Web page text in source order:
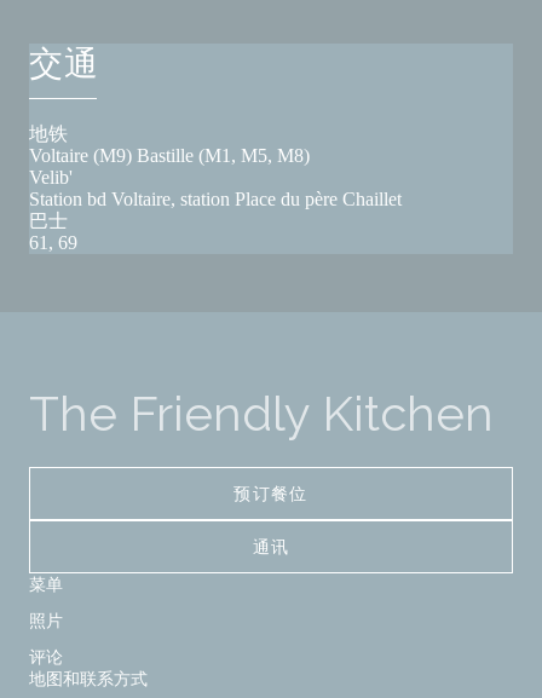
交通
地铁
Voltaire (M9) Bastille (M1, M5, M8)
Velib'
Station bd Voltaire, station Place du père Chaillet
巴士
61, 69
The Friendly Kitchen
预订餐位
通讯
菜单
照片
评论
地图和联系方式